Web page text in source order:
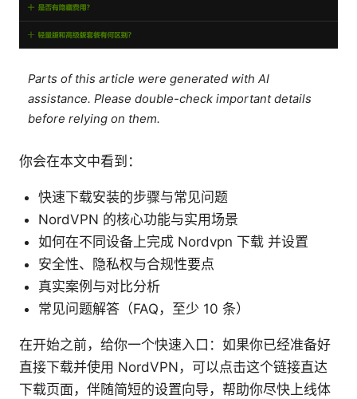
Parts of this article were generated with AI
assistance. Please double-check important details
before relying on them.
你会在本文中看到：
快速下载安装的步骤与常见问题
NordVPN 的核心功能与实用场景
如何在不同设备上完成 Nordvpn 下载 并设置
安全性、隐私权与合规性要点
真实案例与对比分析
常见问题解答（FAQ，至少 10 条）
在开始之前，给你一个快速入口：如果你已经准备好
直接下载并使用 NordVPN，可以点击这个链接直达
下载页面，伴随简短的设置向导，帮助你尽快上线体